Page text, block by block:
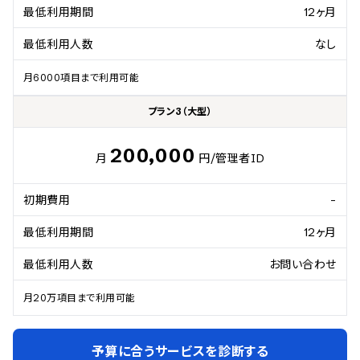
最低利用期間 12ヶ月
最低利用人数 なし
月6000項目まで利用可能
プラン3（大型）
月 200,000 円/管理者ID
初期費用 -
最低利用期間 12ヶ月
最低利用人数 お問い合わせ
月20万項目まで利用可能
予算に合うサービスを診断する